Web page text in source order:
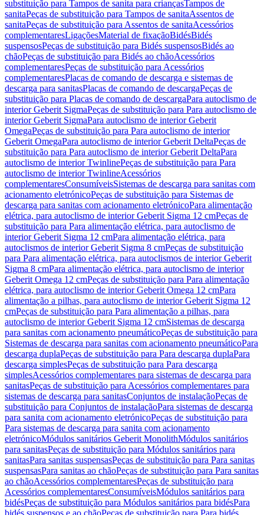
substituição para Tampos de sanita para criançasTampos de
sanitaPeças de substituição para Tampos de sanitaAssentos de
sanitaPeças de substituição para Assentos de sanitaAcessórios
complementaresLigaçõesMaterial de fixaçãoBidésBidés
suspensosPeças de substituição para Bidés suspensosBidés ao
chãoPeças de substituição para Bidés ao chãoAcessórios
complementaresPeças de substituição para Acessórios
complementaresPlacas de comando de descarga e sistemas de
descarga para sanitasPlacas de comando de descargaPeças de
substituição para Placas de comando de descargaPara autoclismo de
interior Geberit SigmaPeças de substituição para Para autoclismo de
interior Geberit SigmaPara autoclismo de interior Geberit
OmegaPeças de substituição para Para autoclismo de interior
Geberit OmegaPara autoclismo de interior Geberit DeltaPeças de
substituição para Para autoclismo de interior Geberit DeltaPara
autoclismo de interior TwinlinePeças de substituição para Para
autoclismo de interior TwinlineAcessórios
complementaresConsumíveisSistemas de descarga para sanitas com
acionamento eletrónicoPeças de substituição para Sistemas de
descarga para sanitas com acionamento eletrónicoPara alimentação
elétrica, para autoclismo de interior Geberit Sigma 12 cmPeças de
substituição para Para alimentação elétrica, para autoclismo de
interior Geberit Sigma 12 cmPara alimentação elétrica, para
autoclismos de interior Geberit Sigma 8 cmPeças de substituição
para Para alimentação elétrica, para autoclismos de interior Geberit
Sigma 8 cmPara alimentação elétrica, para autoclismo de interior
Geberit Omega 12 cmPeças de substituição para Para alimentação
elétrica, para autoclismo de interior Geberit Omega 12 cmPara
alimentação a pilhas, para autoclismo de interior Geberit Sigma 12
cmPeças de substituição para Para alimentação a pilhas, para
autoclismo de interior Geberit Sigma 12 cmSistemas de descarga
para sanitas com acionamento pneumáticoPeças de substituição para
Sistemas de descarga para sanitas com acionamento pneumáticoPara
descarga duplaPeças de substituição para Para descarga duplaPara
descarga simplesPeças de substituição para Para descarga
simplesAcessórios complementares para sistemas de descarga para
sanitasPeças de substituição para Acessórios complementares para
sistemas de descarga para sanitasConjuntos de instalaçãoPeças de
substituição para Conjuntos de instalaçãoPara sistemas de descarga
para sanita com acionamento eletrónicoPeças de substituição para
Para sistemas de descarga para sanita com acionamento
eletrónicoMódulos sanitários Geberit MonolithMódulos sanitários
para sanitasPeças de substituição para Módulos sanitários para
sanitasPara sanitas suspensasPeças de substituição para Para sanitas
suspensasPara sanitas ao chãoPeças de substituição para Para sanitas
ao chãoAcessórios complementaresPeças de substituição para
Acessórios complementaresConsumíveisMódulos sanitários para
bidésPeças de substituição para Módulos sanitários para bidésPara
bidés suspensos e ao chãoPeças de substituição para Para bidés